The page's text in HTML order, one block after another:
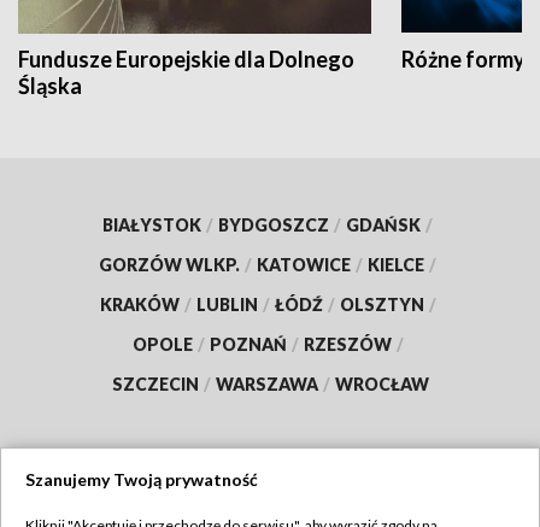
Fundusze Europejskie dla Dolnego
Śląska
Różne formy
BIAŁYSTOK / BYDGOSZCZ / GDAŃSK /
GORZÓW WLKP. / KATOWICE / KIELCE /
KRAKÓW / LUBLIN / ŁÓDŹ / OLSZTYN /
OPOLE / POZNAŃ / RZESZÓW /
SZCZECIN / WARSZAWA / WROCŁAW
Szanujemy Twoją prywatność